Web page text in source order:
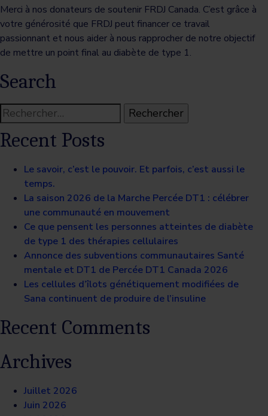
Merci à nos donateurs de soutenir FRDJ Canada. C’est grâce à
votre générosité que FRDJ peut financer ce travail
passionnant et nous aider à nous rapprocher de notre objectif
de mettre un point final au diabète de type 1.
Search
Rechercher :
Recent Posts
Le savoir, c’est le pouvoir. Et parfois, c’est aussi le
temps.
La saison 2026 de la Marche Percée DT1 : célébrer
une communauté en mouvement
Ce que pensent les personnes atteintes de diabète
de type 1 des thérapies cellulaires
Annonce des subventions communautaires Santé
mentale et DT1 de Percée DT1 Canada 2026
Les cellules d’îlots génétiquement modifiées de
Sana continuent de produire de l’insuline
Recent Comments
Archives
Juillet 2026
Juin 2026